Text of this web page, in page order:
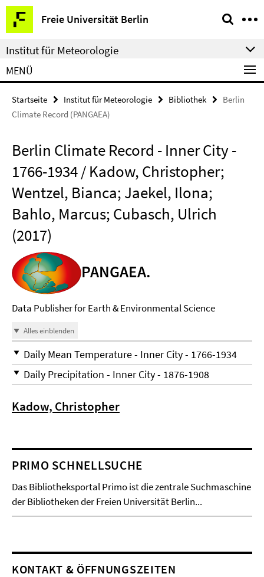
Springe
direkt
zu
Inhalt
Freie Universität Berlin
Service-
Navigation
Institut für Meteorologie
MENÜ
Startseite Institut für Meteorologie Bibliothek
Berlin
Climate Record (PANGAEA)
Berlin Climate Record - Inner City -
1766-1934 / Kadow, Christopher;
Wentzel, Bianca; Jaekel, Ilona;
Bahlo, Marcus; Cubasch, Ulrich
(2017)
PANGAEA.
Data Publisher for Earth & Environmental Science
Alles einblenden
Daily Mean Temperature - Inner City - 1766-1934
Daily Precipitation - Inner City - 1876-1908
Kadow, Christopher
PRIMO SCHNELLSUCHE
Das Bibliotheksportal Primo ist die zentrale Suchmaschine
der Bibliotheken der Freien Universität Berlin...
KONTAKT & ÖFFNUNGSZEITEN